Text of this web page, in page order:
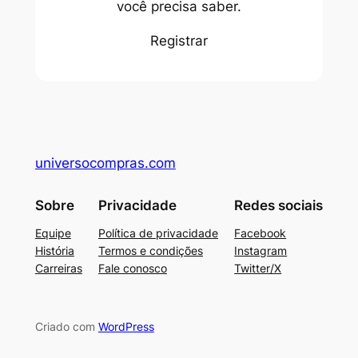
você precisa saber.
Registrar
universocompras.com
Sobre
Equipe
História
Carreiras
Privacidade
Política de privacidade
Termos e condições
Fale conosco
Redes sociais
Facebook
Instagram
Twitter/X
Criado com WordPress